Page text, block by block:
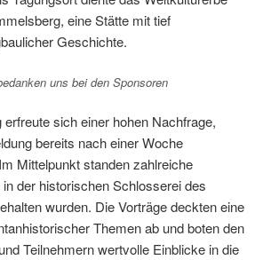
eine Stätte mit tief
Geschichte.
uns bei den Sponsoren
erfreute sich einer hohen Nachfrage,
bereits nach einer Woche
Mittelpunkt standen zahlreiche
der historischen Schlosserei des
wurden. Die Vorträge deckten eine
Themen ab und boten den
Teilnehmern wertvolle Einblicke in die